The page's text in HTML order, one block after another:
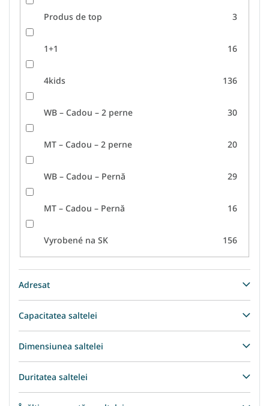
Produs de top 3
1+1 16
4kids 136
WB – Cadou – 2 perne 30
MT – Cadou – 2 perne 20
WB – Cadou – Pernă 29
MT – Cadou – Pernă 16
Vyrobené na SK 156
Adresat
Capacitatea saltelei
Dimensiunea saltelei
Duritatea saltelei